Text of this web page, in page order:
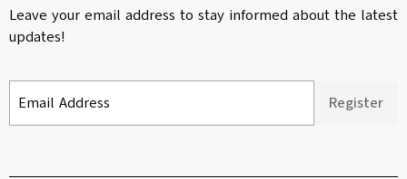
Leave your email address to stay informed about the latest
updates!
Email Address Register